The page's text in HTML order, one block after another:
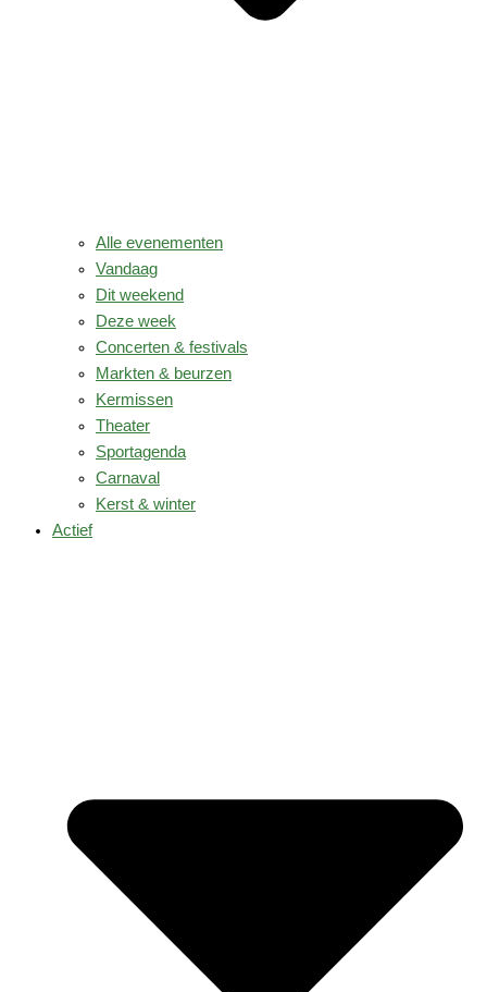
Alle evenementen
Vandaag
Dit weekend
Deze week
Concerten & festivals
Markten & beurzen
Kermissen
Theater
Sportagenda
Carnaval
Kerst & winter
Actief